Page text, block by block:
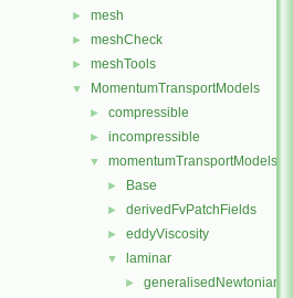
► mesh
► meshCheck
► meshTools
▼ MomentumTransportModels
► compressible
► incompressible
▼ momentumTransportModels
► Base
► derivedFvPatchFields
► eddyViscosity
▼ laminar
► generalisedNewtonian